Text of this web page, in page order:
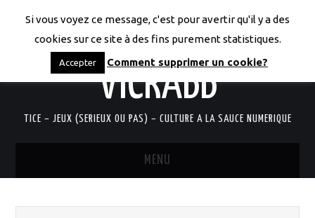
LES CODICES DE
VICRABB
TICE – JEUX (SERIEUX OU PAS) – CULTURE A LA SAUCE NUMERIQUE
MENU
Si vous voyez ce message, c'est pour avertir qu'il y a des
cookies sur ce site à des fins purement statistiques.
Accepter Comment supprimer un cookie?